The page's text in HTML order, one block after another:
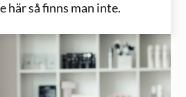
här så finns man inte.